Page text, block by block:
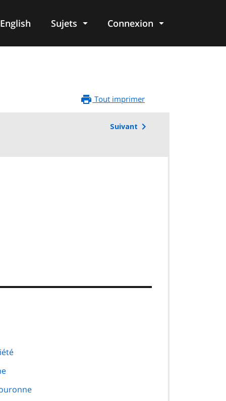
English Sujets Connexion
Tout imprimer
Suivant